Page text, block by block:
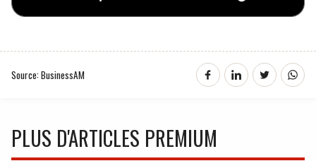
Source: BusinessAM
PLUS D'ARTICLES PREMIUM